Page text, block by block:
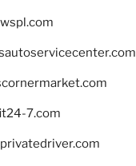
7.com